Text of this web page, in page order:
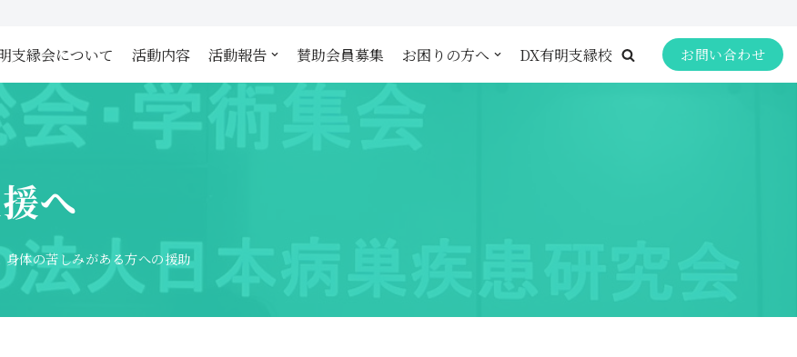
支縁会について 活動内容 活動報告 賛助会員募集 お困りの方へ DX有明支縁校 お問い合わせ
へ
身体の苦しみがある方への援助